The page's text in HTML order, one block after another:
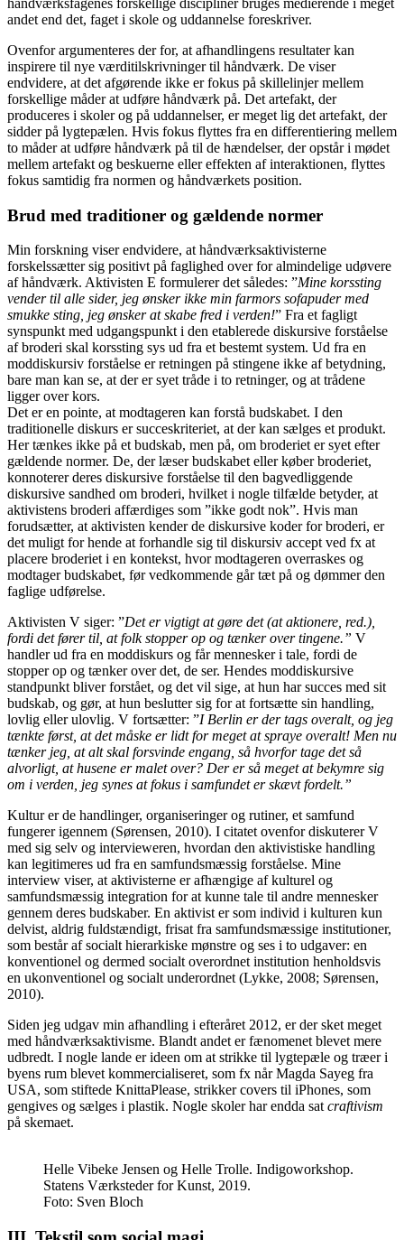
andet end det, faget i skole og uddannelse foreskriver.
Ovenfor argumenteres der for, at afhandlingens resultater kan
inspirere til nye værditilskrivninger til håndværk. De viser
endvidere, at det afgørende ikke er fokus på skillelinjer mellem
forskellige måder at udføre håndværk på. Det artefakt, der
produceres i skoler og på uddannelser, er meget lig det artefakt, der
sidder på lygtepælen. Hvis fokus flyttes fra en differentiering mellem
to måder at udføre håndværk på til de hændelser, der opstår i mødet
mellem artefakt og beskuerne eller effekten af interaktionen, flyttes
fokus samtidig fra normen og håndværkets position.
Brud med traditioner og gældende normer
Min forskning viser endvidere, at håndværksaktivisterne
forskelssætter sig positivt på faglighed over for almindelige udøvere
af håndværk. Aktivisten E formulerer det således: ”Mine korssting
vender til alle sider, jeg ønsker ikke min farmors sofapuder med
smukke sting, jeg ønsker at skabe fred i verden!” Fra et fagligt
synspunkt med udgangspunkt i den etablerede diskursive forståelse
af broderi skal korssting sys ud fra et bestemt system. Ud fra en
moddiskursiv forståelse er retningen på stingene ikke af betydning,
bare man kan se, at der er syet tråde i to retninger, og at trådene
ligger over kors.
Det er en pointe, at modtageren kan forstå budskabet. I den
traditionelle diskurs er succeskriteriet, at der kan sælges et produkt.
Her tænkes ikke på et budskab, men på, om broderiet er syet efter
gældende normer. De, der læser budskabet eller køber broderiet,
konnoterer deres diskursive forståelse til den bagvedliggende
diskursive sandhed om broderi, hvilket i nogle tilfælde betyder, at
aktivistens broderi affærdiges som ”ikke godt nok”. Hvis man
forudsætter, at aktivisten kender de diskursive koder for broderi, er
det muligt for hende at forhandle sig til diskursiv accept ved fx at
placere broderiet i en kontekst, hvor modtageren overraskes og
modtager budskabet, før vedkommende går tæt på og dømmer den
faglige udførelse.
Aktivisten V siger: ”Det er vigtigt at gøre det (at aktionere, red.),
fordi det fører til, at folk stopper op og tænker over tingene.” V
handler ud fra en moddiskurs og får mennesker i tale, fordi de
stopper op og tænker over det, de ser. Hendes moddiskursive
standpunkt bliver forstået, og det vil sige, at hun har succes med sit
budskab, og gør, at hun beslutter sig for at fortsætte sin handling,
lovlig eller ulovlig. V fortsætter: ”I Berlin er der tags overalt, og jeg
tænkte først, at det måske er lidt for meget at spraye overalt! Men nu
tænker jeg, at alt skal forsvinde engang, så hvorfor tage det så
alvorligt, at husene er malet over? Der er så meget at bekymre sig
om i verden, jeg synes at fokus i samfundet er skævt fordelt.”
Kultur er de handlinger, organiseringer og rutiner, et samfund
fungerer igennem (Sørensen, 2010). I citatet ovenfor diskuterer V
med sig selv og intervieweren, hvordan den aktivistiske handling
kan legitimeres ud fra en samfundsmæssig forståelse. Mine
interview viser, at aktivisterne er afhængige af kulturel og
samfundsmæssig integration for at kunne tale til andre mennesker
gennem deres budskaber. En aktivist er som individ i kulturen kun
delvist, aldrig fuldstændigt, frisat fra samfundsmæssige institutioner,
som består af socialt hierarkiske mønstre og ses i to udgaver: en
konventionel og dermed socialt overordnet institution henholdsvis
en ukonventionel og socialt underordnet (Lykke, 2008; Sørensen,
2010).
Siden jeg udgav min afhandling i efteråret 2012, er der sket meget
med håndværksaktivisme. Blandt andet er fænomenet blevet mere
udbredt. I nogle lande er ideen om at strikke til lygtepæle og træer i
byens rum blevet kommercialiseret, som fx når Magda Sayeg fra
USA, som stiftede KnittaPlease, strikker covers til iPhones, som
gengives og sælges i plastik. Nogle skoler har endda sat craftivism
på skemaet.
Helle Vibeke Jensen og Helle Trolle. Indigoworkshop.
Statens Værksteder for Kunst, 2019.
Foto: Sven Bloch